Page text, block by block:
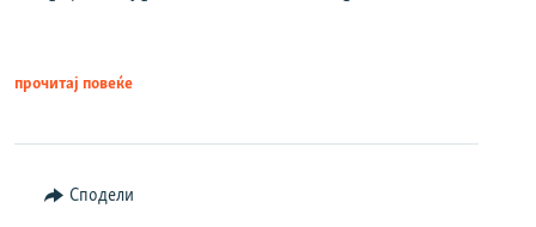
прочитај повеќе
Сподели